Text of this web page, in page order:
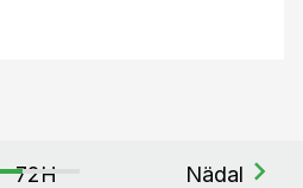
72H Nädal